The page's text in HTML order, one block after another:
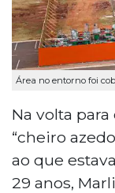
Área no entorno foi
Na volta
“cheiro
ao que
29 anos,